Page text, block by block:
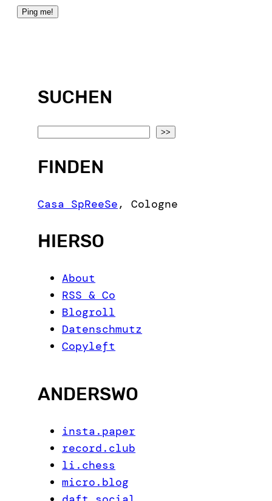
SUCHEN
a
c
>>
FINDEN
Casa SpReeSe,Cologne
HIERSO
About
RSS & Co
Blogroll
Datenschmutz
Copyleft
ANDERSWO
insta.paper
record.club
li.chess
micro.blog